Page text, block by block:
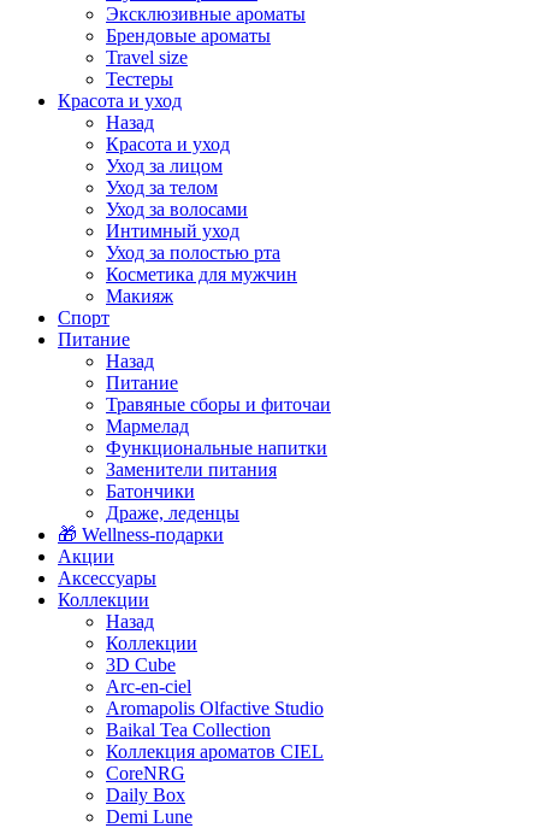
Эксклюзивные ароматы
Брендовые ароматы
Travel size
Тестеры
Красота и уход
Назад
Красота и уход
Уход за лицом
Уход за телом
Уход за волосами
Интимный уход
Уход за полостью рта
Косметика для мужчин
Макияж
Спорт
Питание
Назад
Питание
Травяные сборы и фиточаи
Мармелад
Функциональные напитки
Заменители питания
Батончики
Драже, леденцы
🎁 Wellness-подарки
Акции
Аксессуары
Коллекции
Назад
Коллекции
3D Cube
Arc-en-ciel
Aromapolis Olfactive Studio
Baikal Tea Collection
Коллекция ароматов CIEL
СoreNRG
Daily Box
Demi Lune